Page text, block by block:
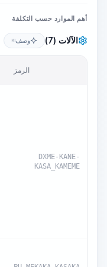
أهم الموارد حسب التكلفة
الآلات (7) وصفKI
الرمز
DXME-KANE-
KASA_KAMEME